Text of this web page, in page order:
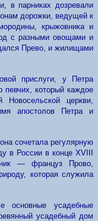
в парниках дозревали
дорожки, ведущей к
крыжовника и
с разными овощами и
Прево, и жилищами
прислуги, у Петра
певчих, который каждое
церкви,
апостолов Петра и
сочетала регулярную
в России в конце XVIII
— француз Прово,
которая служила
основные усадебные
усадебный дом